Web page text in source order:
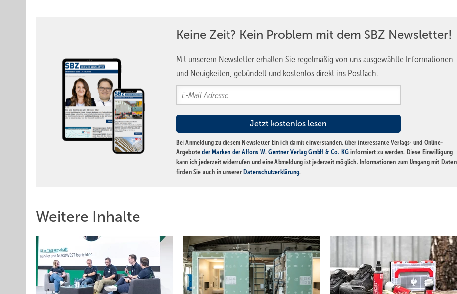
Keine Zeit? Kein Problem mit dem SBZ Newsletter!
Mit unserem Newsletter erhalten Sie regelmäßig von uns ausgewählte Informationen
und Neuigkeiten, gebündelt und kostenlos direkt ins Postfach.
Bei Anmeldung zu diesem Newsletter bin ich damit einverstanden, über interessante Verlags- und Online-
Angeboteder Marken der Alfons W. Gentner Verlag GmbH & Co. KG informiert zu werden. Diese Einwilligung
kann ich jederzeit widerrufen und eine Abmeldung ist jederzeit möglich. Informationen zum Umgang mit Daten
finden Sie auch in unserer Datenschutzerklärung.
Weitere Inhalte